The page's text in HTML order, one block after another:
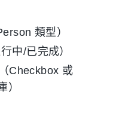
類型）
中/已完成）
Checkbox 或
）